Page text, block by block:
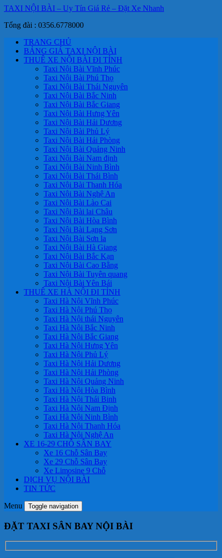
TAXI NỘI BÀI – Uy Tín Giá Rẻ – Đặt Xe Nhanh
Tổng đài : 0356.6778000
TRANG CHỦ
BẢNG GIÁ TAXI NỘI BÀI
THUÊ XE NỘI BÀI ĐI TỈNH
Taxi Nội Bài Vĩnh Phúc
Taxi Nội Bài Phú Thọ
Taxi Nội Bài Thái Nguyên
Taxi Nội Bài Bắc Ninh
Taxi Nội Bài Bắc Giang
Taxi Nội Bài Hưng Yên
Taxi Nội Bài Hải Dương
Taxi Nội Bài Phủ Lý
Taxi Nội Bài Hải Phòng
Taxi Nội Bài Quảng Ninh
Taxi Nội Bài Nam định
Taxi Nội Bài Ninh Bình
Taxi Nội Bài Thái Bình
Taxi Nội Bài Thanh Hóa
Taxi Nội Bài Nghệ An
Taxi Nội Bài Lào Cai
Taxi Nội Bài lai Châu
Taxi Nội Bài Hòa Bình
Taxi Nội Bài Lạng Sơn
Taxi Nội Bài Sơn la
Taxi Nội Bài Hà Giang
Taxi Nội Bài Bắc Kạn
Taxi Nội Bài Cao Bằng
Taxi Nội Bài Tuyên quang
Taxi Nội Bài Yên Bái
THUÊ XE HÀ NỘI ĐI TỈNH
Taxi Hà Nội Vĩnh Phúc
Taxi Hà Nội Phú Thọ
Taxi Hà Nội thái Nguyên
Taxi Hà Nội Bắc Ninh
Taxi Hà Nội Bắc Giang
Taxi Hà Nội Hưng Yên
Taxi Hà Nội Phủ Lý
Taxi Hà Nội Hải Dương
Taxi Hà Nội Hải Phòng
Taxi Hà Nội Quảng Ninh
Taxi Hà Nội Hòa Bình
Taxi Hà Nội Thái Binh
Taxi Hà Nội Nam Định
Taxi Hà Nội Ninh Bình
Taxi Hà Nội Thanh Hóa
Taxi Hà Nội Nghệ An
XE 16-29 CHỖ SÂN BAY
Xe 16 Chỗ Sân Bay
Xe 29 Chỗ Sân Bay
Xe Limosine 9 Chỗ
DỊCH VỤ NỘI BÀI
TIN TỨC
Menu Toggle navigation
ĐẶT TAXI SÂN BAY NỘI BÀI